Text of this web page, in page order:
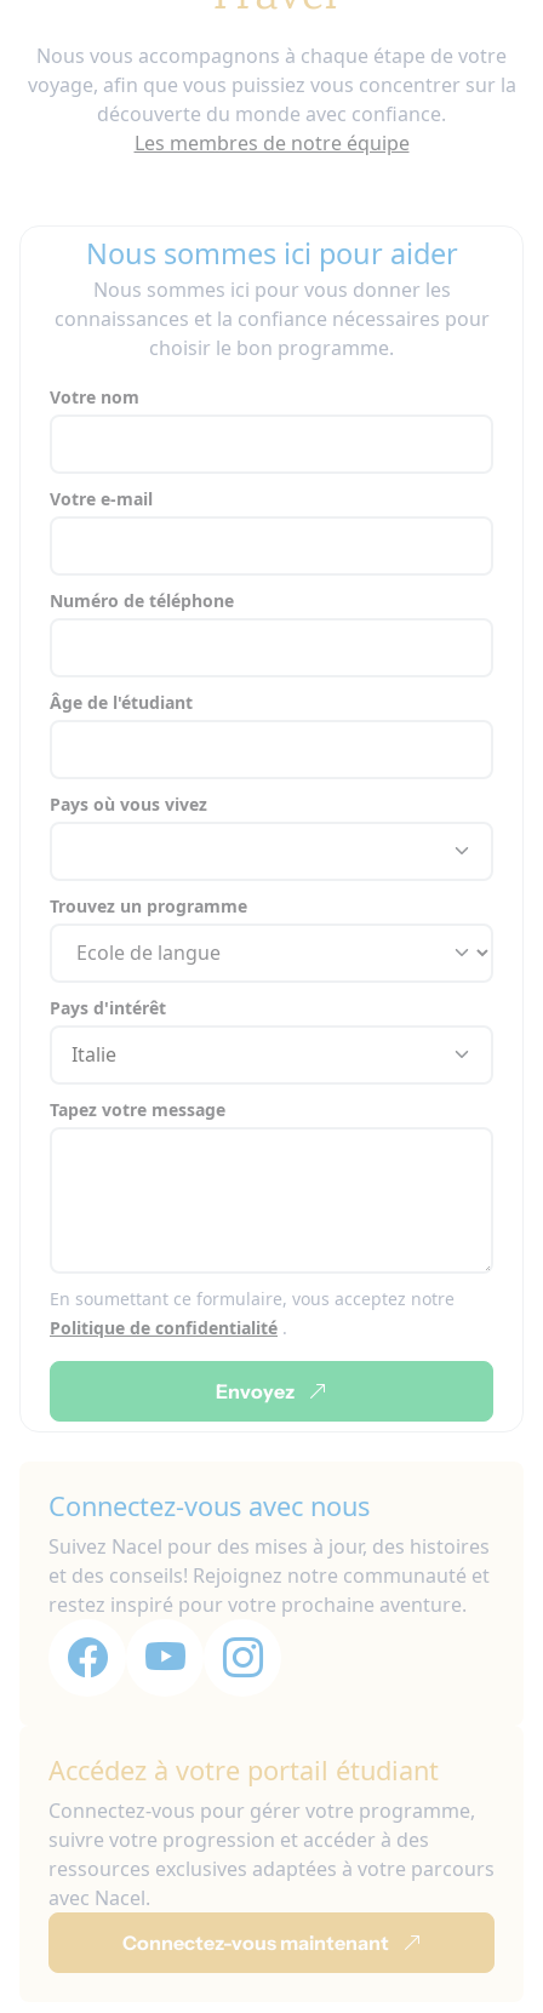
Nous vous accompagnons à chaque étape de votre
voyage, afin que vous puissiez vous concentrer sur la
découverte du monde avec confiance.
Les membres de notre équipe
Nous sommes ici pour aider
Nous sommes ici pour vous donner les
connaissances et la confiance nécessaires pour
choisir le bon programme.
Votre nom
Votre e-mail
Numéro de téléphone
Âge de l'étudiant
Pays où vous vivez
Trouvez un programme
Pays d'intérêt
Italie
Tapez votre message
En soumettant ce formulaire, vous acceptez notre
Politique de confidentialité .
Envoyez
Connectez-vous avec nous
Suivez Nacel pour des mises à jour, des histoires
et des conseils! Rejoignez notre communauté et
restez inspiré pour votre prochaine aventure.
Accédez à votre portail étudiant
Connectez-vous pour gérer votre programme,
suivre votre progression et accéder à des
ressources exclusives adaptées à votre parcours
avec Nacel.
Connectez-vous maintenant